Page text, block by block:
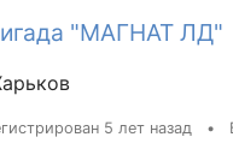
"МАГНАТ ЛД"
5 лет назад •